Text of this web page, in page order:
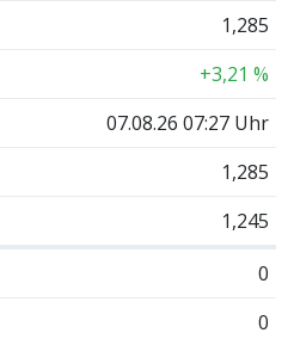
1,285
+3,21 %
07.08.26 07:27 Uhr
1,285
1,245
0
0